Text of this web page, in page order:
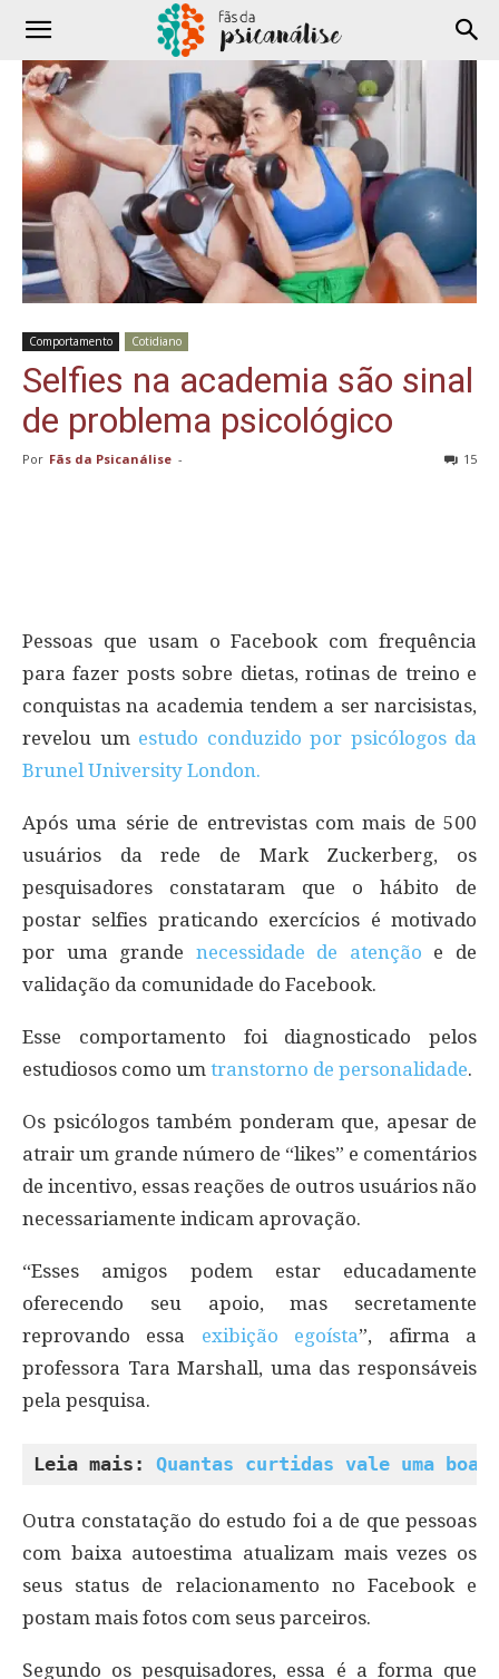
Comportamento Cotidiano
Selfies na academia são sinal
de problema psicológico
Por Fãs da Psicanálise - 15
Pessoas que usam o Facebook com frequência
para fazer posts sobre dietas, rotinas de treino e
conquistas na academia tendem a ser narcisistas,
revelou um estudo conduzido por psicólogos da
Brunel University London.
Após uma série de entrevistas com mais de 500
usuários da rede de Mark Zuckerberg, os
pesquisadores constataram que o hábito de
postar selfies praticando exercícios é motivado
por uma grande necessidade de atenção e de
validação da comunidade do Facebook.
Esse comportamento foi diagnosticado pelos
estudiosos como um transtorno de personalidade.
Os psicólogos também ponderam que, apesar de
atrair um grande número de “likes” e comentários
de incentivo, essas reações de outros usuários não
necessariamente indicam aprovação.
“Esses amigos podem estar educadamente
oferecendo seu apoio, mas secretamente
reprovando essa exibição egoísta”, afirma a
professora Tara Marshall, uma das responsáveis
pela pesquisa.
Leia mais: Quantas curtidas vale uma boa
Outra constatação do estudo foi a de que pessoas
com baixa autoestima atualizam mais vezes os
seus status de relacionamento no Facebook e
postam mais fotos com seus parceiros.
Segundo os pesquisadores, essa é a forma que